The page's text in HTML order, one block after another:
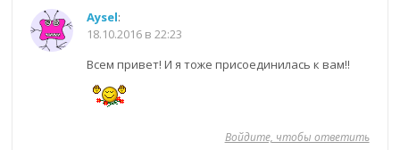
Aysel:
18.10.2016 в 22:23
Всем привет! И я тоже присоединилась к вам!!
Войдите, чтобы ответить